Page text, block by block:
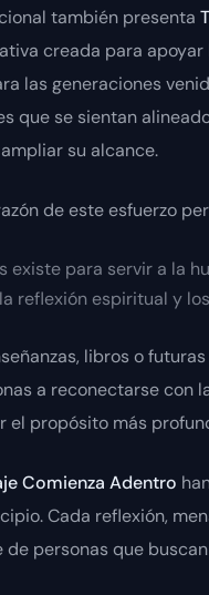
también presenta
creada para
las generaciones
que se sientan
su alcance.
de este esfuerzo
existe para servir a la
reflexión espiritual y
libros o
a reconectarse con
el propósito más
Comienza Adentro
Cada reflexión,
personas que